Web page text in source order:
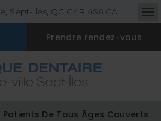
Sept-Îles QC G4R 4S6 CA
Prendre rendez-vous
De Tous Âges Couverts